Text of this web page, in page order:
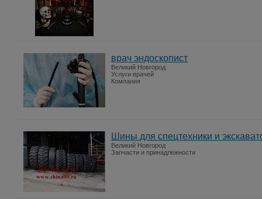
врач эндоскопист
Великий Новгород
Услуги врачей
Компания
Шины для спецтехники и
Великий Новгород
Запчасти и принадлежности